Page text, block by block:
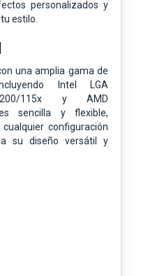
personalizados y
estilo.
una amplia gama de
Intel LGA
1200/115x y AMD
sencilla y flexible,
configuración
su diseño versátil y